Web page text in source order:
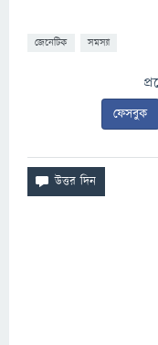
জেনেটিক সমস্যা
ফেসবুক